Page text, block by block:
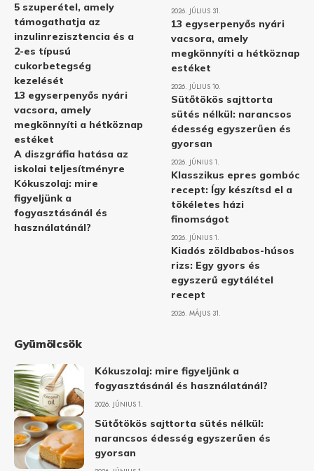
5 szuperétel, amely
támogathatja az
inzulinrezisztencia és a
2-es típusú
cukorbetegség
kezelését
13 egyserpenyős nyári
vacsora, amely
megkönnyíti a hétköznap
estéket
A diszgráfia hatása az
iskolai teljesítményre
Kókuszolaj: mire
figyeljünk a
fogyasztásánál és
használatánál?
2026. JÚLIUS 31.
13 egyserpenyős nyári
vacsora, amely
megkönnyíti a hétköznap
estéket
2026. JÚLIUS 10.
Sütőtökös sajttorta
sütés nélkül: narancsos
édesség egyszerűen és
gyorsan
2026. JÚNIUS 1.
Klasszikus epres gombóc
recept: Így készítsd el a
tökéletes házi
finomságot
2026. JÚNIUS 1.
Kiadós zöldbabos-húsos
rizs: Egy gyors és
egyszerű egytálétel
recept
2026. MÁJUS 31.
Gyümölcsök
Kókuszolaj: mire figyeljünk a
fogyasztásánál és használatánál?
2026. JÚNIUS 1.
Sütőtökös sajttorta sütés nélkül:
narancsos édesség egyszerűen és
gyorsan